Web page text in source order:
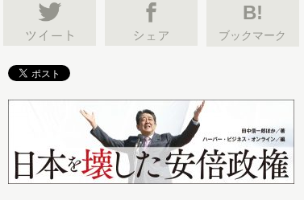
B!
ブックマーク